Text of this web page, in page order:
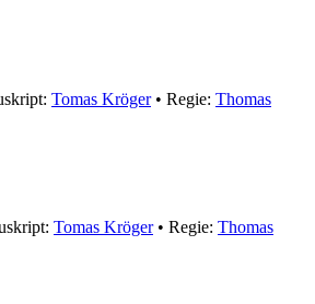
Tomas Kröger• Regie: Thomas
Tomas Kröger• Regie: Thomas